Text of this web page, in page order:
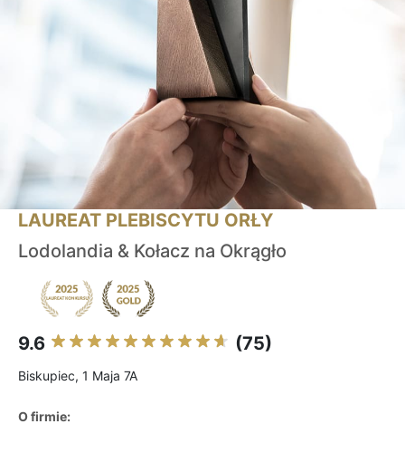
LAUREAT PLEBISCYTU ORŁY
Lodolandia & Kołacz na Okrągło
9.6 (75)
Biskupiec, 1 Maja 7A
O firmie: